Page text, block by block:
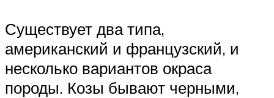
Существует два типа,
американский и французский, и
несколько вариантов окраса
породы. Козы бывают черными,